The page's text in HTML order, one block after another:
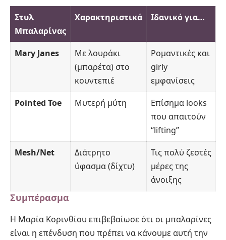
Στυλ
Μπαλαρίνας
Χαρακτηριστικά Ιδανικό για…
Mary Janes
Με λουράκι
(μπαρέτα) στο
κουντεπιέ
Ρομαντικές και
girly
εμφανίσεις
Pointed Toe
Μυτερή μύτη
Επίσημα looks
που απαιτούν
“lifting”
Mesh/Net
Διάτρητο
ύφασμα (δίχτυ)
Τις πολύ ζεστές
μέρες της
άνοιξης
Συμπέρασμα
Η Μαρία Κορινθίου επιβεβαίωσε ότι οι μπαλαρίνες
είναι η επένδυση που πρέπει να κάνουμε αυτή την